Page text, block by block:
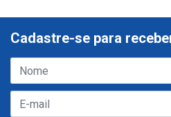
Cadastre-se para